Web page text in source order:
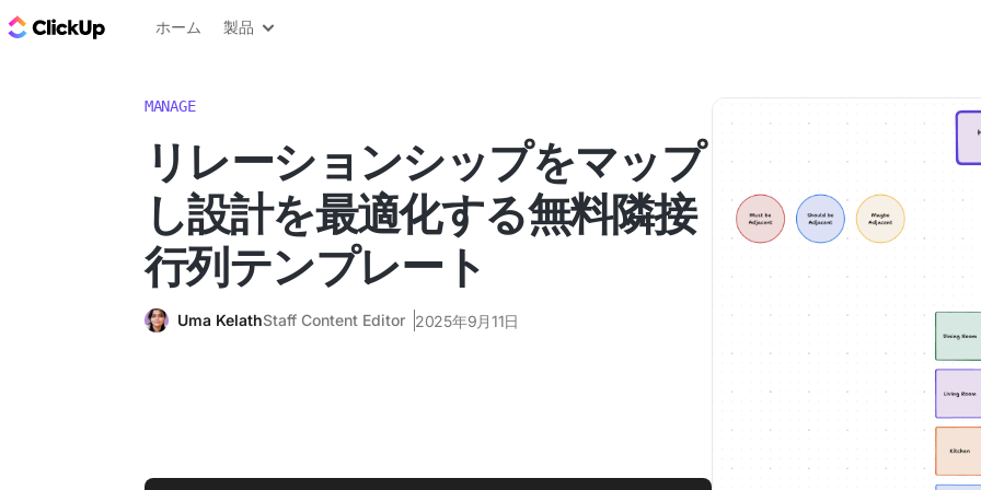
ClickUp ブログ
ホーム 製品
MANAGE
リレーションシップをマップ
し設計を最適化する無料隣接
行列テンプレート
Uma KelathStaff Content Editor 2025年9月11日